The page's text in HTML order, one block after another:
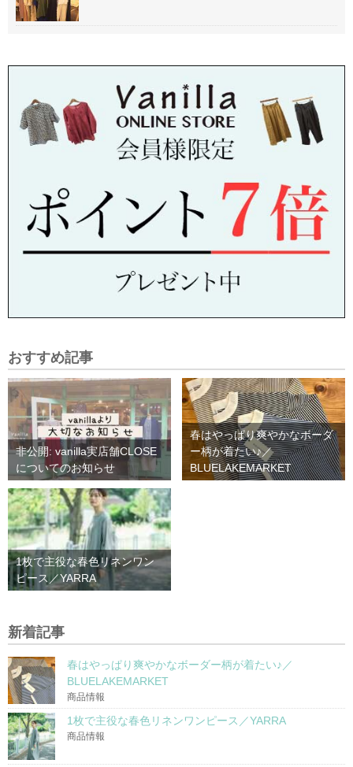
おすすめ記事
非公開: vanilla実店舗CLOSE
についてのお知らせ
春はやっぱり爽やかなボーダ
ー柄が着たい♪／
BLUELAKEMARKET
1枚で主役な春色リネンワン
ピース／YARRA
新着記事
春はやっぱり爽やかなボーダー柄が着たい♪／
BLUELAKEMARKET
商品情報
1枚で主役な春色リネンワンピース／YARRA
商品情報